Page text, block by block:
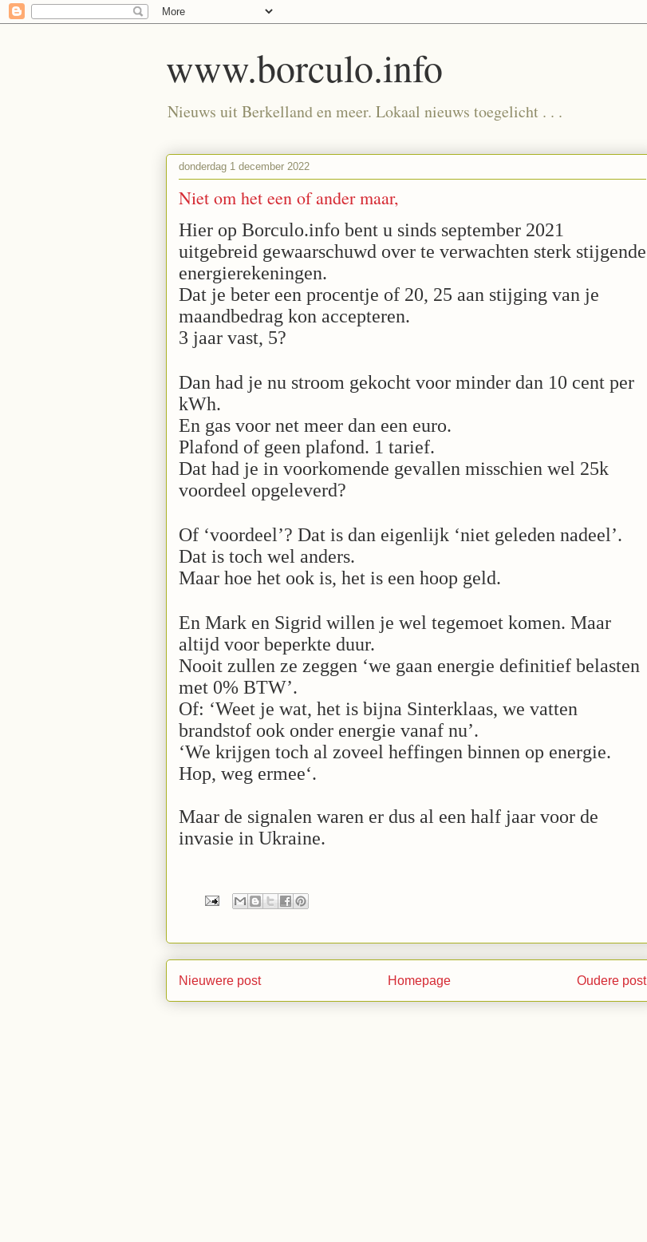
www.borculo.info
Nieuws uit Berkelland en meer. Lokaal nieuws toegelicht . . .
donderdag 1 december 2022
Niet om het een of ander maar,
Hier op Borculo.info bent u sinds september 2021
uitgebreid gewaarschuwd over te verwachten sterk stijgende
energierekeningen.
Dat je beter een procentje of 20, 25 aan stijging van je
maandbedrag kon accepteren.
3 jaar vast, 5?
Dan had je nu stroom gekocht voor minder dan 10 cent per
kWh.
En gas voor net meer dan een euro.
Plafond of geen plafond. 1 tarief.
Dat had je in voorkomende gevallen misschien wel 25k
voordeel opgeleverd?
Of ‘voordeel’? Dat is dan eigenlijk ‘niet geleden nadeel’.
Dat is toch wel anders.
Maar hoe het ook is, het is een hoop geld.
En Mark en Sigrid willen je wel tegemoet komen. Maar
altijd voor beperkte duur.
Nooit zullen ze zeggen ‘we gaan energie definitief belasten
met 0% BTW’.
Of: ‘Weet je wat, het is bijna Sinterklaas, we vatten
brandstof ook onder energie vanaf nu’.
‘We krijgen toch al zoveel heffingen binnen op energie.
Hop, weg ermee‘.
Maar de signalen waren er dus al een half jaar voor de
invasie in Ukraine.
Nieuwere post Oudere post
Homepage